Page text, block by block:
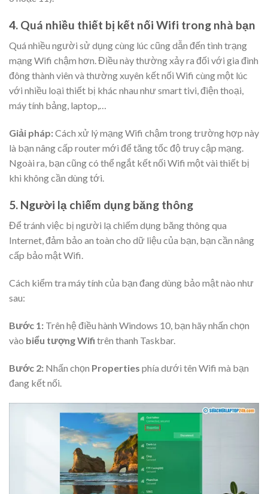
4. Quá nhiều thiết bị kết nối Wifi trong nhà bạn
Quá nhiều người sử dụng cùng lúc cũng dẫn đến tình trạng
mạng Wifi chậm hơn. Điều này thường xảy ra đối với gia đình
đông thành viên và thường xuyên kết nối Wifi cùng một lúc
với nhiều loại thiết bị khác nhau như smart tivi, điện thoại,
máy tính bảng, laptop,…
Giải pháp:Cách xử lý mạng Wifi chậm trong trường hợp này
là bạn nâng cấp router mới để tăng tốc độ truy cập mạng.
Ngoài ra, bạn cũng có thể ngắt kết nối Wifi một vài thiết bị
khi không cần dùng tới.
5. Người lạ chiếm dụng băng thông
Để tránh việc bị người lạ chiếm dụng băng thông qua
Internet, đảm bảo an toàn cho dữ liệu của bạn, bạn cần nâng
cấp bảo mật Wifi.
Cách kiểm tra máy tính của bạn đang dùng bảo mật nào như
sau:
Bước 1: Trên hệ điều hành Windows 10, bạn hãy nhấn chọn
vào biểu tượng Wifi trên thanh Taskbar.
Bước 2: Nhấn chọn Properties phía dưới tên Wifi mà bạn
đang kết nối.